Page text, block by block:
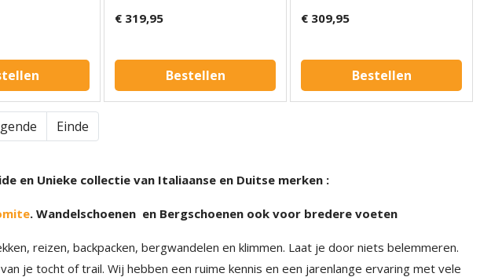
€ 319,95
Bestellen
€ 309,95
Bestellen
Einde
en Unieke collectie van Italiaanse en Duitse merken :
. Wandelschoenen en Bergschoenen ook voor bredere voeten
reizen, backpacken, bergwandelen en klimmen. Laat je door niets belemmeren.
je tocht of trail. Wij hebben een ruime kennis en een jarenlange ervaring met vele